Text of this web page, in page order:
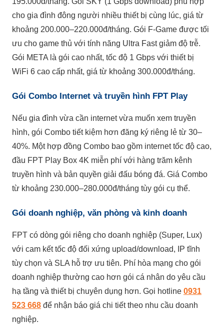
cho gia đình đông người nhiều thiết bị cùng lúc, giá từ
khoảng 200.000–220.000đ/tháng. Gói F-Game được tối
ưu cho game thủ với tính năng Ultra Fast giảm độ trễ.
Gói META là gói cao nhất, tốc độ 1 Gbps với thiết bị
WiFi 6 cao cấp nhất, giá từ khoảng 300.000đ/tháng.
Gói Combo Internet và truyền hình FPT Play
Nếu gia đình vừa cần internet vừa muốn xem truyền
hình, gói Combo tiết kiệm hơn đăng ký riêng lẻ từ 30–
40%. Một hợp đồng Combo bao gồm internet tốc độ cao,
đầu FPT Play Box 4K miễn phí với hàng trăm kênh
truyền hình và bản quyền giải đấu bóng đá. Giá Combo
từ khoảng 230.000–280.000đ/tháng tùy gói cụ thể.
Gói doanh nghiệp, văn phòng và kinh doanh
FPT có dòng gói riêng cho doanh nghiệp (Super, Lux)
với cam kết tốc độ đối xứng upload/download, IP tĩnh
tùy chọn và SLA hỗ trợ ưu tiên. Phí hòa mạng cho gói
doanh nghiệp thường cao hơn gói cá nhân do yêu cầu
hạ tầng và thiết bị chuyên dụng hơn. Gọi hotline 0931
523 668 để nhận báo giá chi tiết theo nhu cầu doanh
nghiệp.